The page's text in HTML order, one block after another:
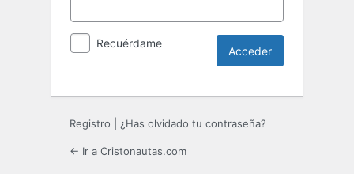
Recuérdame
Registro ¿Has olvidado tu contraseña?
← Ir a Cristonautas.com